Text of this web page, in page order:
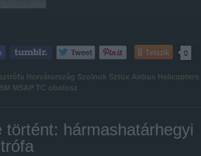
Tetszik 0
Horvátország Szolnok Sztüx Airbus Helicopters
MSAP TC obolosz
történt: hármashatárhegyi